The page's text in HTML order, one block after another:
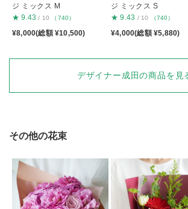
ジ ミックス M
★ 9.43 / 10 （740）
¥8,000(総額 ¥10,500)
ジ ミックス S
★ 9.43 / 10 （740）
¥4,000(総額 ¥5,880)
デザイナー成田の商品を見
その他の花束